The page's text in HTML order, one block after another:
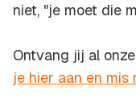
niet, "je moet die
Ontvang jij al
je hier aan en mis